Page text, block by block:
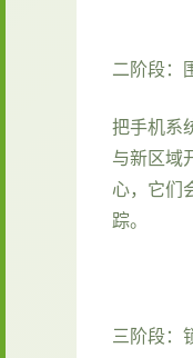
二阶段：
把手机系
与新区域
心，它们
踪。
三阶段：